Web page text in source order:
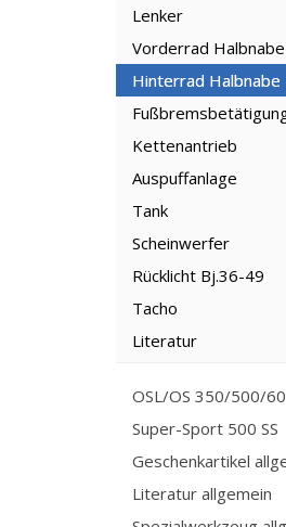
Lenker
Vorderrad Halbnabe
Hinterrad Halbnabe
Kettenantrieb
Auspuffanlage
Tank
Scheinwerfer
Rücklicht Bj.36-49
Tacho
Literatur
OSL/OS 350/500/
Super-Sport 500 SS
Geschenkartikel
Literatur allgemein